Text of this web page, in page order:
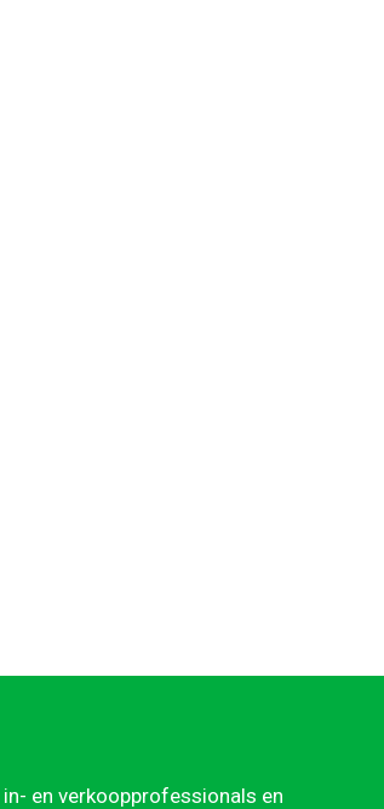
en verkoopprofessionals en